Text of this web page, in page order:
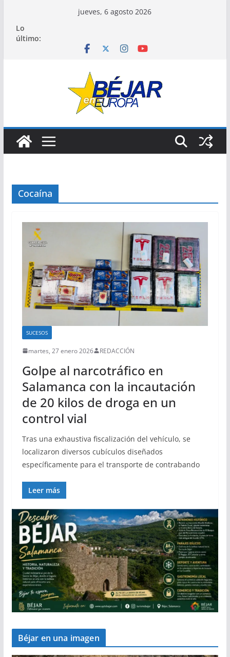
contenido
jueves, 6 agosto 2026
Lo
último:
Cocaína
SUCESOS
martes, 27 enero 2026 REDACCIÓN
Golpe al narcotráfico en
Salamanca con la incautación
de 20 kilos de droga en un
control vial
Tras una exhaustiva fiscalización del vehículo, se
localizaron diversos cubículos diseñados
específicamente para el transporte de contrabando
Leer más
Béjar en una imagen